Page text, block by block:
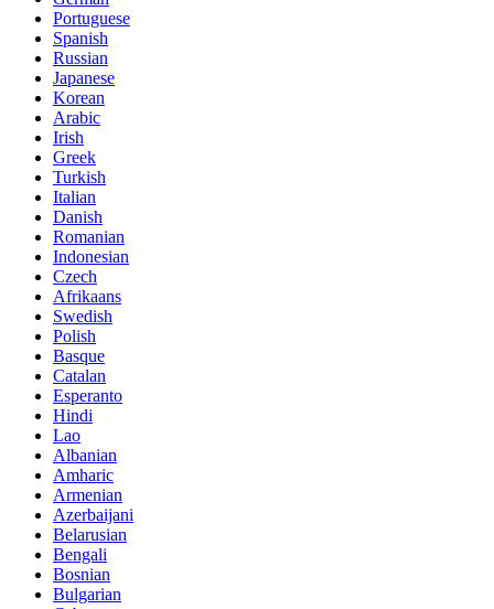
Portuguese
Spanish
Russian
Japanese
Korean
Arabic
Irish
Greek
Turkish
Italian
Danish
Romanian
Indonesian
Czech
Afrikaans
Swedish
Polish
Basque
Catalan
Esperanto
Hindi
Lao
Albanian
Amharic
Armenian
Azerbaijani
Belarusian
Bengali
Bosnian
Bulgarian